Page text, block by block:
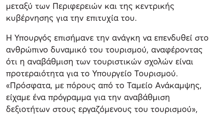
μεταξύ των Περιφερειών και της κεντρικής
κυβέρνησης για την επιτυχία του.
Η Υπουργός επισήμανε την ανάγκη να επενδυθεί στο
ανθρώπινο δυναμικό του τουρισμού, αναφέροντας
ότι η αναβάθμιση των τουριστικών σχολών είναι
προτεραιότητα για το Υπουργείο Τουρισμού.
«Πρόσφατα, με πόρους από το Ταμείο Ανάκαμψης,
είχαμε ένα πρόγραμμα για την αναβάθμιση
δεξιοτήτων στους εργαζόμενους του τουρισμού»,